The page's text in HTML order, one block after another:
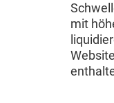
mit